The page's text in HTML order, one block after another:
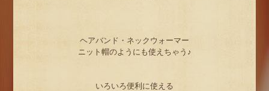
ヘアバンド・ネックウォーマー
ニット帽のようにも使えちゃう♪
いろいろ便利に使える